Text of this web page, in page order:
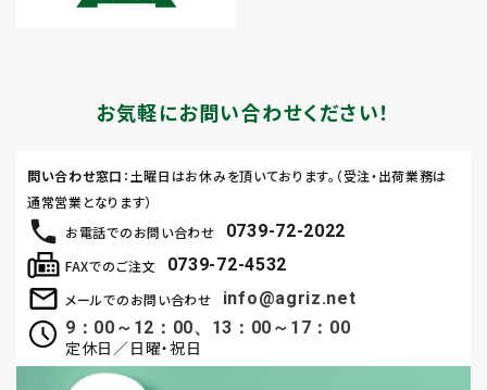
お気軽にお問い合わせください！
お電話でのお問い合わせ 0739-72-2022
メールでのお問い合わせ
info@agriz.net
9：00～12：00、13：00～17：00
定休日／日曜・祝日
FAXでのご注文 0739-72-4532
問い合わせ窓口 ：土曜日はお休みを頂いております。（受注・出荷業務は
通常営業となります）